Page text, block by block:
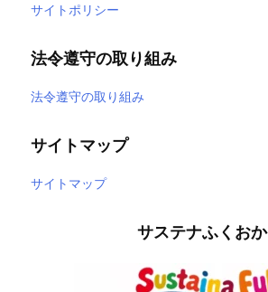
サイトポリシー
法令遵守の取り組み
法令遵守の取り組み
サイトマップ
サイトマップ
サステナふくおか